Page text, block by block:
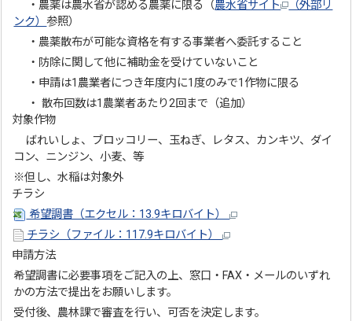
・農薬は農水省が認める農薬に限る（農水省サイト
（外部リ
ンク）参照）
・農薬散布が可能な資格を有する事業者へ委託すること
・防除に関して他に補助金を受けていないこと
・申請は1農業者につき年度内に1度のみで1作物に限る
・ 散布回数は1農業者あたり2回まで（追加）
対象作物
ばれいしょ、ブロッコリー、玉ねぎ、レタス、カンキツ、ダイ
コン、ニンジン、小麦、等
※但し、水稲は対象外
チラシ
希望調書（エクセル：13.9キロバイト）
チラシ（ファイル：117.9キロバイト）
申請方法
希望調書に必要事項をご記入の上、窓口・FAX・メールのいずれ
かの方法で提出をお願いします。
受付後、農林課で審査を行い、可否を決定します。